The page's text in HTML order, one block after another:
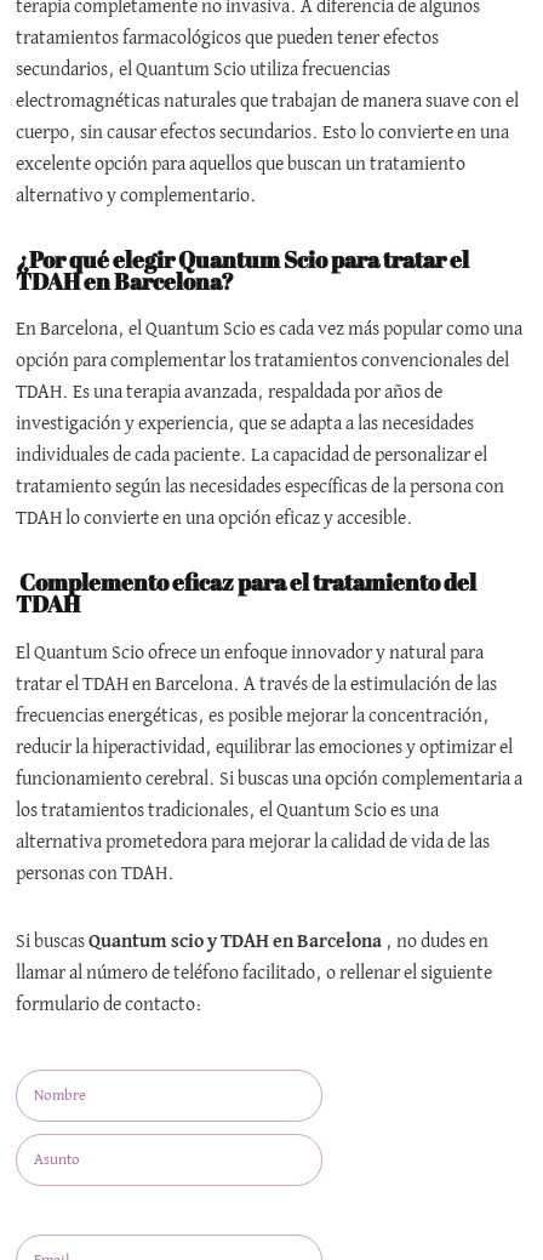
terapia completamente no invasiva. A diferencia de algunos
tratamientos farmacológicos que pueden tener efectos
secundarios, el Quantum Scio utiliza frecuencias
electromagnéticas naturales que trabajan de manera suave con el
cuerpo, sin causar efectos secundarios. Esto lo convierte en una
excelente opción para aquellos que buscan un tratamiento
alternativo y complementario.
¿Por qué elegir Quantum Scio para tratar el
TDAH en Barcelona?
En Barcelona, el Quantum Scio es cada vez más popular como una
opción para complementar los tratamientos convencionales del
TDAH. Es una terapia avanzada, respaldada por años de
investigación y experiencia, que se adapta a las necesidades
individuales de cada paciente. La capacidad de personalizar el
tratamiento según las necesidades específicas de la persona con
TDAH lo convierte en una opción eficaz y accesible.
Complemento eficaz para el tratamiento del
TDAH
El Quantum Scio ofrece un enfoque innovador y natural para
tratar el TDAH en Barcelona. A través de la estimulación de las
frecuencias energéticas, es posible mejorar la concentración,
reducir la hiperactividad, equilibrar las emociones y optimizar el
funcionamiento cerebral. Si buscas una opción complementaria a
los tratamientos tradicionales, el Quantum Scio es una
alternativa prometedora para mejorar la calidad de vida de las
personas con TDAH.
Si buscasQuantum scio y TDAH en Barcelona , no dudes en
llamar al número de teléfono facilitado, o rellenar el siguiente
formulario de contacto: